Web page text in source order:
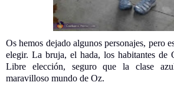
Os hemos dejado algunos personajes, pero
elegir. La bruja, el hada, los habitantes de
Libre elección, seguro que la clase
maravilloso mundo de Oz.